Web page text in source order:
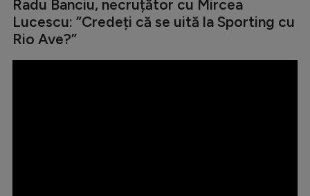
Creează cont
Radu Banciu, necruțător cu Mircea
Lucescu: ”Credeți că se uită la Sporting cu
Rio Ave?”